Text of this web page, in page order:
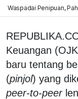
Waspadai Penipuan,
Keuangan
baru tentang
(pinjol) yang
peer-to-peer